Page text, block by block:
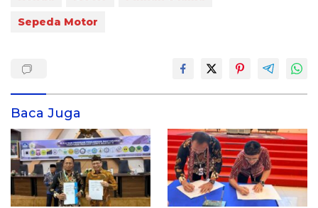
Sepeda Motor
Baca Juga